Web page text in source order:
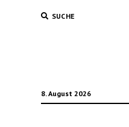
SUCHE
8. August 2026